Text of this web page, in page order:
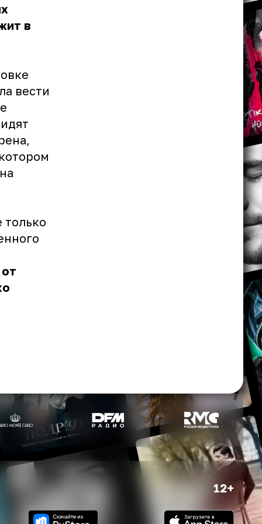
в
вести
только
12+